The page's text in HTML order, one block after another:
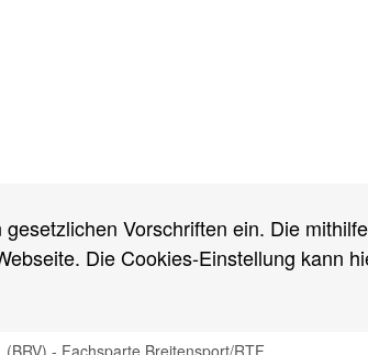
Vorschriften ein. Die
Die Cookies-Einstellung kann
Saison 2021
Saison 2019
Saison 2017
Amtliches
Ergebnisse Protokolle
- Fachsparte Breitensport/RTF